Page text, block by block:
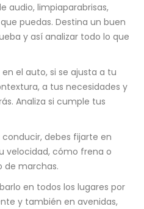
audio, limpiaparabrisas,
puedas. Destina un buen
y así analizar todo lo que
el auto, si se ajusta a tu
a tus necesidades y
Analiza si cumple tus
debes fijarte en
velocidad, cómo frena o
de marchas.
en todos los lugares por
y también en avenidas,